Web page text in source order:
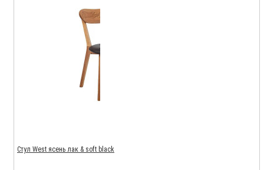
Стул West ясень лак & soft black